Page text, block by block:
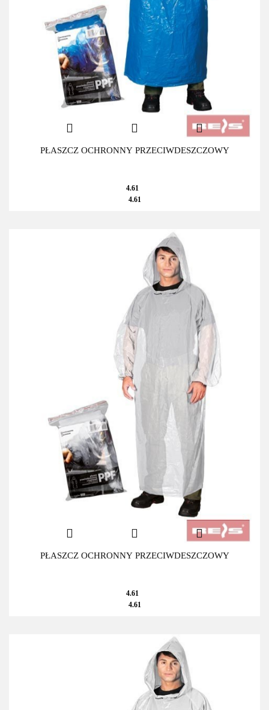
PŁASZCZ OCHRONNY PRZECIWDESZCZOWY
4.61
4.61
PŁASZCZ OCHRONNY PRZECIWDESZCZOWY
4.61
4.61